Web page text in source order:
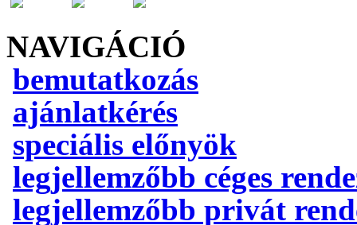
NAVIGÁCIÓ
bemutatkozás
ajánlatkérés
speciális előnyök
legjellemzőbb céges
legjellemzőbb privát